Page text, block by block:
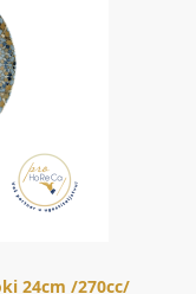
24cm /270cc/